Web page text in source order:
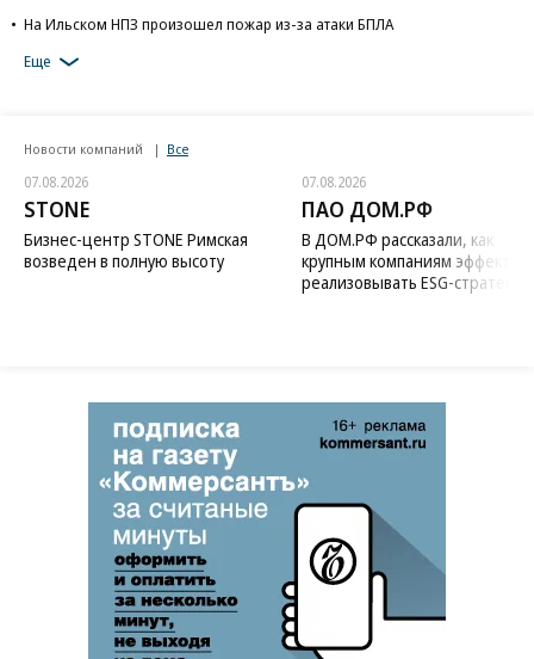
На Ильском НПЗ произошел пожар из-за атаки БПЛА
Еще
Новости компаний Все
07.08.2026
STONE
Бизнес-центр STONE Римская
возведен в полную высоту
07.08.2026
ПАО ДОМ.РФ
В ДОМ.РФ рассказали, как
крупным компаниям
реализовывать ESG-стратегию